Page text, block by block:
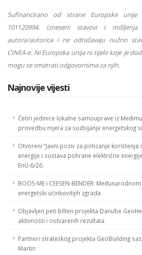
Sufinancirano od strane Europske
101120994. Izneseni stavovi i
autora/autorica i ne odražavaju nužno
CINEA-e. Ni Europska unija ni tijelo koje je
mogu se smatrati odgovornima za njih.
Najnovije vijesti
Četiri jedinice lokalne samouprave iz
provedbu mjera za suzbijanje energetskog
Otvoreni “Javni poziv za poticanje korištenja
energije i sustava pohrane električne
EnU-6/26.
BOOS-ME i CEESEN-BENDER:
energetski učinkovitijih zgrada
Objavljen peti bilten projekta Danube
aktivnosti i ostvarenih rezultata
Partneri strateškog projekta GeoBuilding
Martin